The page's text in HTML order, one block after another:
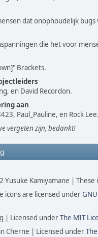
dat onophoudelijk
die het voor
Brackets.
en David Recordon.
aan
Paul_Pauline, en Rock Lee.
vergeten zijn, bedankt!
Yusuke Kamiyamane |
icons are licensed under
| Licensed underThe MIT
Cherne | Licensed under